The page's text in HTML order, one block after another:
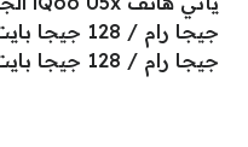
جيجا رام / 128 جيجا بايت 170 دولارًا.